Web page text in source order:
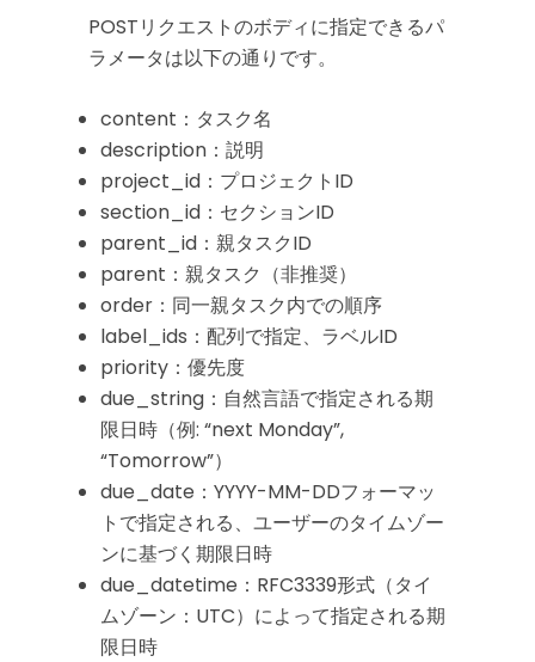
POSTリクエストのボディに指定できるパ
ラメータは以下の通りです。
content：タスク名
description：説明
project_id：プロジェクトID
section_id：セクションID
parent_id：親タスクID
parent：親タスク（非推奨）
order：同一親タスク内での順序
label_ids：配列で指定、ラベルID
priority：優先度
due_string：自然言語で指定される期
限日時（例: “next Monday”,
“Tomorrow”）
due_date：YYYY-MM-DDフォーマッ
トで指定される、ユーザーのタイムゾー
ンに基づく期限日時
due_datetime：RFC3339形式（タイ
ムゾーン：UTC）によって指定される期
限日時